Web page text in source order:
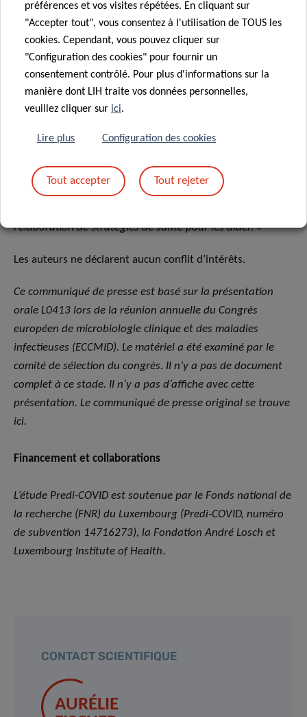
initiale est asymptomatique ou légère
peuvent également connaître une
détérioration de leur qualité de vie.
« Nous avons également mis en évidence que le covid
catégories, qui se distinguent par des combinaisons
« Enfin, ce travail permettra de sensibiliser aux besoins
l’élaboration de stratégies de santé pour les aider. »
Les auteurs ne déclarent aucun conflit d’intérêts.
Ce communiqué de presse est basé sur la présentation
orale L0413 lors de la réunion annuelle du Congrès
européen de microbiologie clinique et des maladies
infectieuses (ECCMID). Le matériel a été examiné par le
comité de sélection du congrès. Il n’y a pas de document
complet à ce stade. Il n’y a pas d’affiche avec cette
présentation. Le communiqué de presse original se trouve
ici.
Financement et collaborations
L’étude Predi-COVID est soutenue par le Fonds national de
la recherche (FNR) du Luxembourg (Predi-COVID, numéro
de subvention 14716273), la Fondation André Losch et
Luxembourg Institute of Health.
CONTACT SCIENTIFIQUE
AURÉLIE
préférences et vos visites répétées. En cliquant sur
"Accepter tout", vous consentez à l'utilisation de TOUS les
cookies. Cependant, vous pouvez cliquer sur
"Configuration des cookies" pour fournir un
consentement contrôlé. Pour plus d'informations sur la
manière dont LIH traite vos données personnelles,
veuillez cliquer sur ici.
Lire plus Configuration des cookies
Tout accepter Tout rejeter